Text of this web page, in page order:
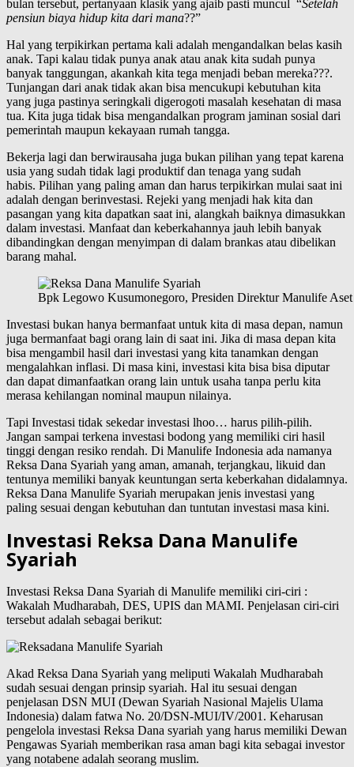
bulan tersebut, pertanyaan klasik yang ajaib pasti muncul “Setelah
pensiun biaya hidup kita dari mana??”
Hal yang terpikirkan pertama kali adalah mengandalkan belas kasih
anak. Tapi kalau tidak punya anak atau anak kita sudah punya
banyak tanggungan, akankah kita tega menjadi beban mereka???.
Tunjangan dari anak tidak akan bisa mencukupi kebutuhan kita
yang juga pastinya seringkali digerogoti masalah kesehatan di masa
tua. Kita juga tidak bisa mengandalkan program jaminan sosial dari
pemerintah maupun kekayaan rumah tangga.
Bekerja lagi dan berwirausaha juga bukan pilihan yang tepat karena
usia yang sudah tidak lagi produktif dan tenaga yang sudah
habis. Pilihan yang paling aman dan harus terpikirkan mulai saat ini
adalah dengan berinvestasi. Rejeki yang menjadi hak kita dan
pasangan yang kita dapatkan saat ini, alangkah baiknya dimasukkan
dalam investasi. Manfaat dan keberkahannya jauh lebih banyak
dibandingkan dengan menyimpan di dalam brankas atau dibelikan
barang mahal.
Bpk Legowo Kusumonegoro, Presiden Direktur Manulife
Investasi bukan hanya bermanfaat untuk kita di masa depan, namun
juga bermanfaat bagi orang lain di saat ini. Jika di masa depan kita
bisa mengambil hasil dari investasi yang kita tanamkan dengan
mengalahkan inflasi. Di masa kini, investasi kita bisa bisa diputar
dan dapat dimanfaatkan orang lain untuk usaha tanpa perlu kita
merasa kehilangan nominal maupun nilainya.
Tapi Investasi tidak sekedar investasi lhoo… harus pilih-pilih.
Jangan sampai terkena investasi bodong yang memiliki ciri hasil
tinggi dengan resiko rendah. Di Manulife Indonesia ada namanya
Reksa Dana Syariah yang aman, amanah, terjangkau, likuid dan
tentunya memiliki banyak keuntungan serta keberkahan didalamnya.
Reksa Dana Manulife Syariah merupakan jenis investasi yang
paling sesuai dengan kebutuhan dan tuntutan investasi masa kini.
Investasi Reksa Dana Manulife
Syariah
Investasi Reksa Dana Syariah di Manulife memiliki ciri-ciri :
Wakalah Mudharabah, DES, UPIS dan MAMI. Penjelasan ciri-ciri
tersebut adalah sebagai berikut:
Akad Reksa Dana Syariah yang meliputi Wakalah Mudharabah
sudah sesuai dengan prinsip syariah. Hal itu sesuai dengan
penjelasan DSN MUI (Dewan Syariah Nasional Majelis Ulama
Indonesia) dalam fatwa No. 20/DSN-MUI/IV/2001. Keharusan
pengelola investasi Reksa Dana syariah yang harus memiliki Dewan
Pengawas Syariah memberikan rasa aman bagi kita sebagai investor
yang notabene adalah seorang muslim.